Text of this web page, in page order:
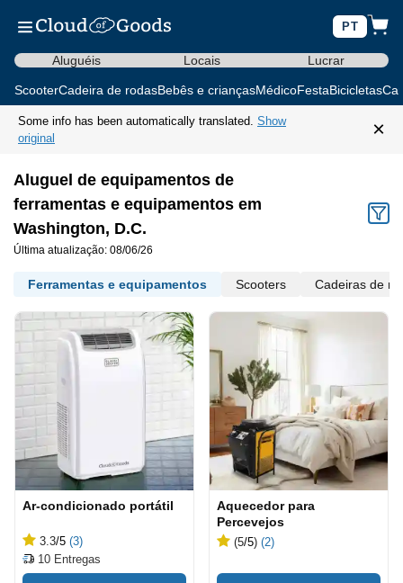
PT
Aluguéis Locais Lucrar
ScooterCadeira de rodasBebês e criançasMédicoFestaBicicletas
Some info has been automatically translated. Show
original
×
Aluguel de equipamentos de
ferramentas e equipamentos em
Washington, D.C.
Última atualização: 08/06/26
Ferramentas e equipamentos Scooters Cadeiras de
Ar-condicionado portátil
3.3/5 (3)
10 Entregas
Aquecedor para
Percevejos
(5/5) (2)